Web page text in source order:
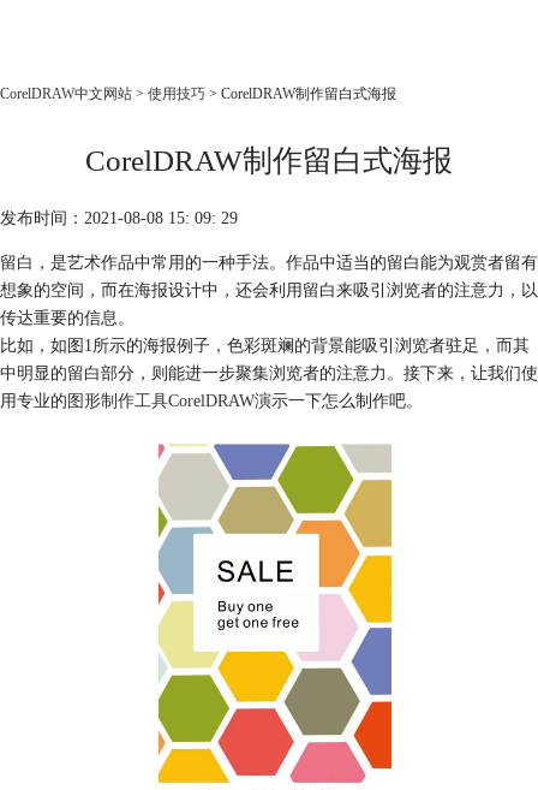
老用户福利
下载
购买
CorelDRAW中文网站 > 使用技巧 > CorelDRAW制作留白式海报
CorelDRAW制作留白式海报
发布时间：2021-08-08 15: 09: 29
留白，是艺术作品中常用的一种手法。作品中适当的留白能为观赏者留有
想象的空间，而在海报设计中，还会利用留白来吸引浏览者的注意力，以
传达重要的信息。
比如，如图1所示的海报例子，色彩斑斓的背景能吸引浏览者驻足，而其
中明显的留白部分，则能进一步聚集浏览者的注意力。接下来，让我们使
用专业的图形制作工具CorelDRAW演示一下怎么制作吧。